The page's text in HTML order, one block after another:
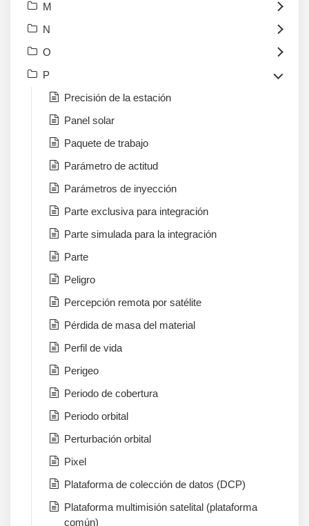
M
N
O
P
Precisión de la estación
Panel solar
Paquete de trabajo
Parámetro de actitud
Parámetros de inyección
Parte exclusiva para integración
Parte simulada para la integración
Parte
Peligro
Percepción remota por satélite
Pérdida de masa del material
Perfil de vida
Perigeo
Periodo de cobertura
Periodo orbital
Perturbación orbital
Pixel
Plataforma de colección de datos (DCP)
Plataforma multimisión satelital (plataforma
común)